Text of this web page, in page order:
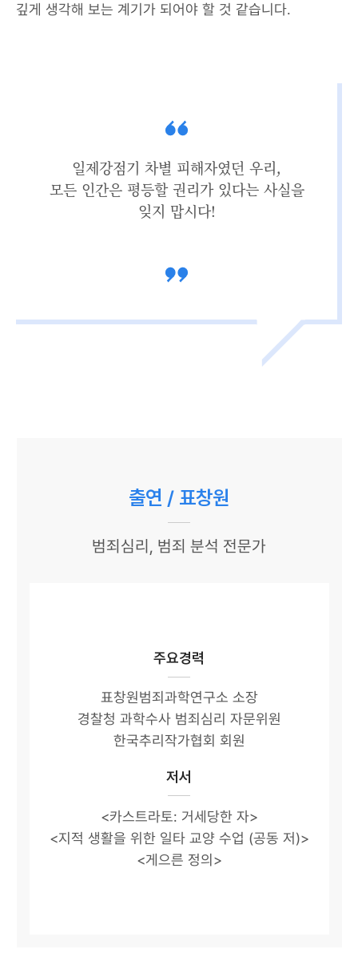
깊게 생각해 보는 계기가 되어야 할 것 같습니다.
일제강점기 차별 피해자였던 우리,
모든 인간은 평등할 권리가 있다는 사실을
잊지 맙시다!
출연 / 표창원
범죄심리, 범죄 분석 전문가
주요경력
표창원범죄과학연구소 소장
경찰청 과학수사 범죄심리 자문위원
한국추리작가협회 회원
저서
<카스트라토: 거세당한 자>
<지적 생활을 위한 일타 교양 수업 (공동 저)>
<게으른 정의>